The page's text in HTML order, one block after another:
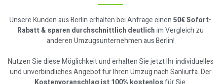
Unsere Kunden aus Berlin erhalten bei Anfrage einen50€ Sofort-
Rabatt & sparen durchschnittlich deutlichim Vergleich zu
anderen Umzugsunternehmen aus Berlin!
Nutzen Sie diese Möglichkeit und erhalten Sie jetzt Ihr individuelles
und unverbindliches Angebot für Ihren Umzug nach Sanliurfa. Der